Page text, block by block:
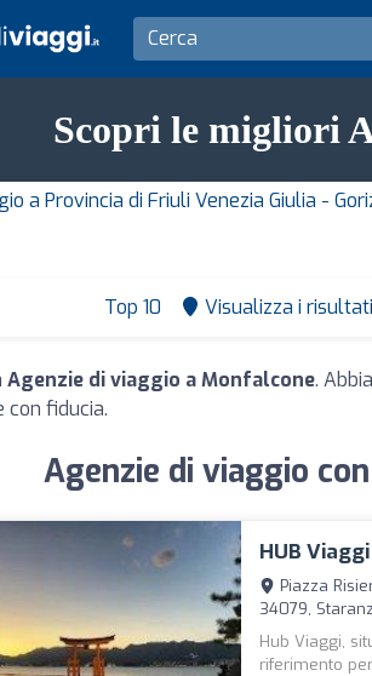
Scopri le migliori
a Provincia di Friuli Venezia Giulia -
Top 10 Visualizza i
Agenzie di viaggio a Monfalcone.
fiducia.
Agenzie di viaggio
HUB Viaggi
Piazza
34079,
Hub Viaggi,
riferimento